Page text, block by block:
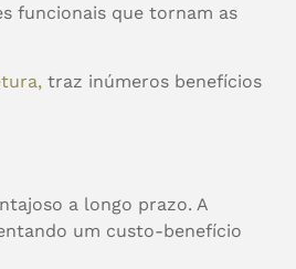
funcionais que tornam as
traz inúmeros benefícios
a longo prazo. A
um custo-benefício